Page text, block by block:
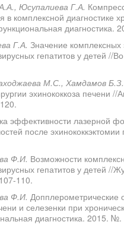
Юсупалиева Г.А.
в комплексной диагностике
Г.А. Значение комплексных
гепатитов у детей //
М.С., Хамдамов Б.З.
эхинококкоза печени //
эффективности лазерной
после
Ф.И. Возможности
гепатитов у детей //
110.
Ф.И. Допплерометрические
и селезенки при
диагностика. 2015.